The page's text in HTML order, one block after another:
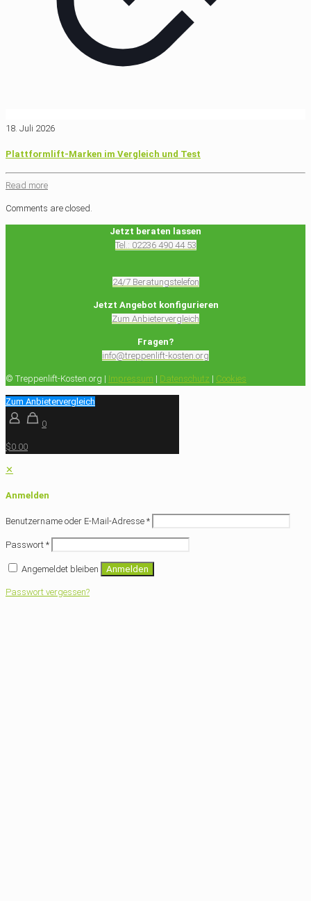
18. Juli 2026
Plattformlift-Marken im Vergleich und Test
Read more
Comments are closed.
Jetzt beraten lassen
Tel.: 02236 490 44 53
24/7 Beratungstelefon
Jetzt Angebot konfigurieren
Zum Anbietervergleich
Fragen?
info@treppenlift-kosten.org
© Treppenlift-Kosten.org | Impressum | Datenschutz | Cookies
Zum Anbietervergleich
0
$0.00
✕
Anmelden
Benutzername oder E-Mail-Adresse *
Passwort *
Angemeldet bleiben Anmelden
Passwort vergessen?